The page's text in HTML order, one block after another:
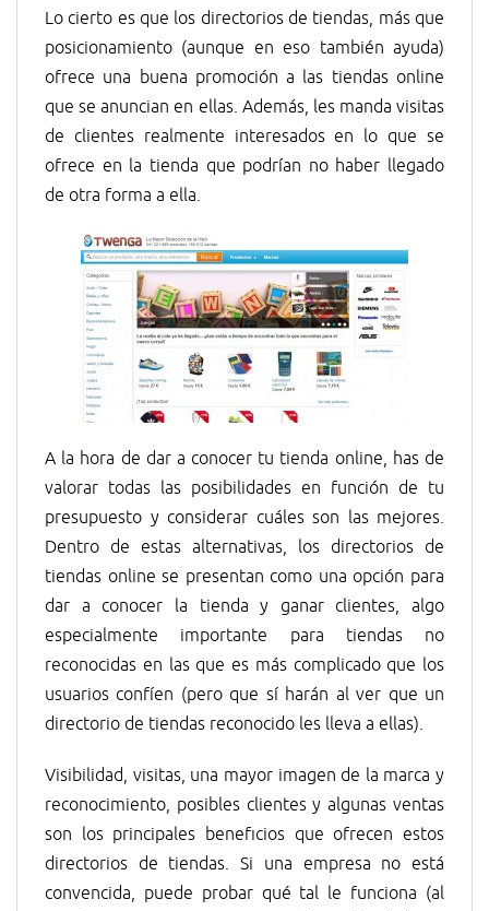
Lo cierto es que los directorios de tiendas, más que
posicionamiento (aunque en eso también ayuda)
ofrece una buena promoción a las tiendas online
que se anuncian en ellas. Además, les manda visitas
de clientes realmente interesados en lo que se
ofrece en la tienda que podrían no haber llegado
de otra forma a ella.
A la hora de dar a conocer tu tienda online, has de
valorar todas las posibilidades en función de tu
presupuesto y considerar cuáles son las mejores.
Dentro de estas alternativas, los directorios de
tiendas online se presentan como una opción para
dar a conocer la tienda y ganar clientes, algo
especialmente importante para tiendas no
reconocidas en las que es más complicado que los
usuarios confíen (pero que sí harán al ver que un
directorio de tiendas reconocido les lleva a ellas).
Visibilidad, visitas, una mayor imagen de la marca y
reconocimiento, posibles clientes y algunas ventas
son los principales beneficios que ofrecen estos
directorios de tiendas. Si una empresa no está
convencida, puede probar qué tal le funciona (al